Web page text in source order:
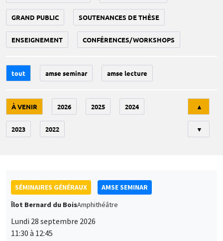
GRAND PUBLIC SOUTENANCES DE THÈSE
ENSEIGNEMENT CONFÉRENCES/WORKSHOPS
tout amse seminar amse lecture
À VENIR 2026 2025 2024
2023 2022
▲
▼
SÉMINAIRES GÉNÉRAUX
AMSE SEMINAR
Îlot Bernard du BoisAmphithéâtre
Lundi 28 septembre 2026
11:30 à 12:45